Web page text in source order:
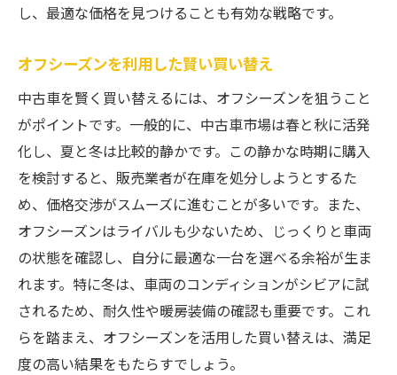
し、最適な価格を見つけることも有効な戦略です。
オフシーズンを利用した賢い買い替え
中古車を賢く買い替えるには、オフシーズンを狙うこと
がポイントです。一般的に、中古車市場は春と秋に活発
化し、夏と冬は比較的静かです。この静かな時期に購入
を検討すると、販売業者が在庫を処分しようとするた
め、価格交渉がスムーズに進むことが多いです。また、
オフシーズンはライバルも少ないため、じっくりと車両
の状態を確認し、自分に最適な一台を選べる余裕が生ま
れます。特に冬は、車両のコンディションがシビアに試
されるため、耐久性や暖房装備の確認も重要です。これ
らを踏まえ、オフシーズンを活用した買い替えは、満足
度の高い結果をもたらすでしょう。